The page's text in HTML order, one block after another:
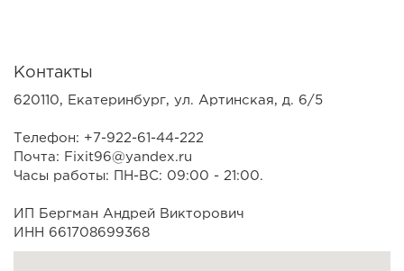
Контакты
620110, Екатеринбург, ул. Артинская, д. 6/5
Телефон: +7-922-61-44-222
Почта: Fixit96@yandex.ru
Часы работы: ПН-ВС: 09:00 - 21:00.
ИП Бергман Андрей Викторович
ИНН 661708699368